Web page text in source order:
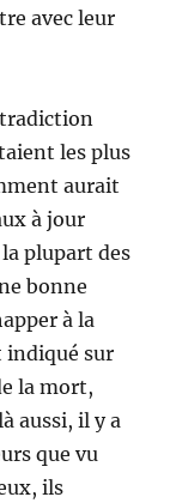
avec leur
les plus
aurait
à jour
plupart des
bonne
à la
indiqué sur
la mort,
aussi, il y a
que vu
ils